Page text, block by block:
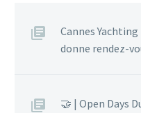
Cannes Yachting
donne rendez-
🤝 | Open Days